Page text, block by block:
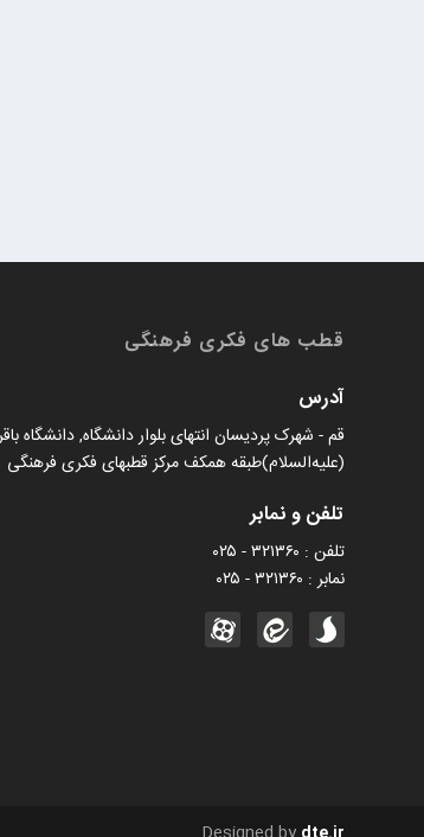
قطب های فکری فرهنگی
آدرس
قم - شهرک پردیسان انتهای بلوار دانشگاه, دانشگاه
(علیه‌السلام)طبقه همکف مرکز قطبهای فکری فرهنگی
تلفن و نمابر
تلفن : ۳۲۱۳۶۰ - ۰۲۵
نمابر : ۳۲۱۳۶۰ - ۰۲۵